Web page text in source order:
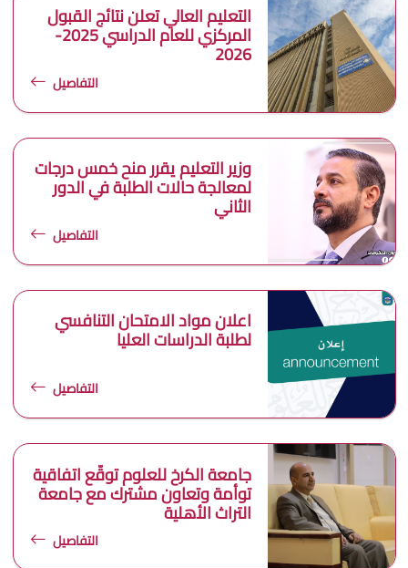
التعليم العالي تعلن نتائج القبول
المركزي للعام الدراسي 2025-
2026
التفاصيل
وزير التعليم يقرر منح خمس درجات
لمعالجة حالات الطلبة في الدور
الثاني
التفاصيل
اعلان مواد الامتحان التنافسي
لطلبة الدراسات العليا
التفاصيل
جامعة الكرخ للعلوم توقّع اتفاقية
توأمة وتعاون مشترك مع جامعة
التراث الأهلية
التفاصيل